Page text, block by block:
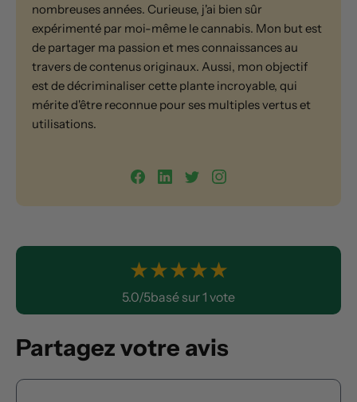
nombreuses années. Curieuse, j'ai bien sûr
expérimenté par moi-même le cannabis. Mon but est
de partager ma passion et mes connaissances au
travers de contenus originaux. Aussi, mon objectif
est de décriminaliser cette plante incroyable, qui
mérite d'être reconnue pour ses multiples vertus et
utilisations.
★★★★★
5.0/5basé sur 1 vote
Partagez votre avis
Commentaire